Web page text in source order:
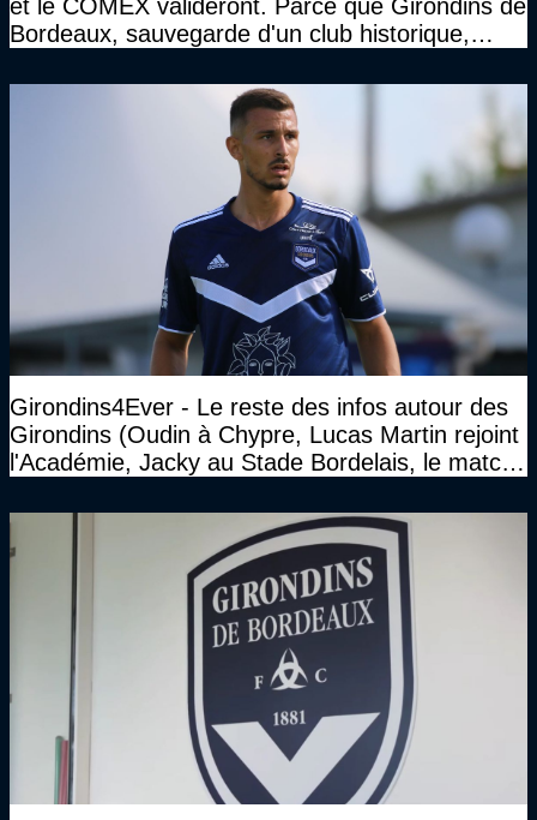
et le COMEX valideront. Parce que Girondins de
Bordeaux, sauvegarde d'un club historique,
Girondins4Ever - Le reste des infos autour des
Girondins (Oudin à Chypre, Lucas Martin rejoint
l'Académie, Jacky au Stade Bordelais, le match